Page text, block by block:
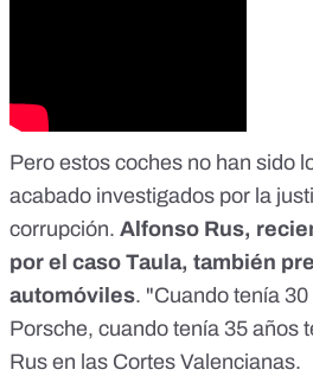
Pero estos coches no han sido
acabado investigados por la
corrupción. Alfonso Rus,
por el caso Taula, también
automóviles. "Cuando tenía
Porsche, cuando tenía 35 años
Rus en las Cortes Valencianas.